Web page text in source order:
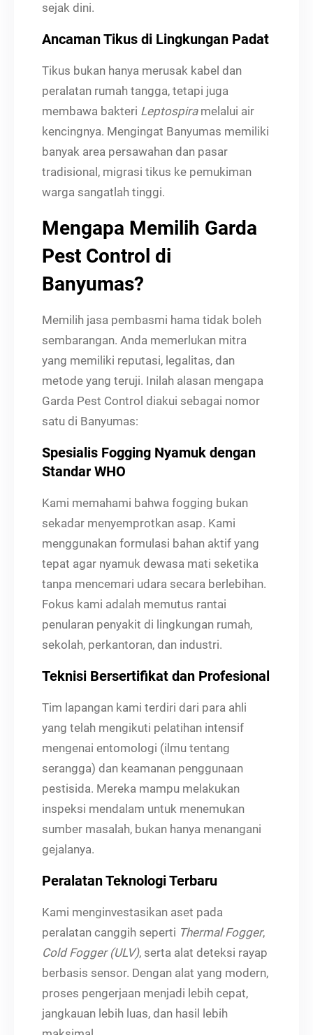
sejak dini.
Ancaman Tikus di Lingkungan Padat
Tikus bukan hanya merusak kabel dan
peralatan rumah tangga, tetapi juga
membawa bakteri Leptospiramelalui air
kencingnya. Mengingat Banyumas memiliki
banyak area persawahan dan pasar
tradisional, migrasi tikus ke pemukiman
warga sangatlah tinggi.
Mengapa Memilih Garda
Pest Control di
Banyumas?
Memilih jasa pembasmi hama tidak boleh
sembarangan. Anda memerlukan mitra
yang memiliki reputasi, legalitas, dan
metode yang teruji. Inilah alasan mengapa
Garda Pest Control diakui sebagai nomor
satu di Banyumas:
Spesialis Fogging Nyamuk dengan
Standar WHO
Kami memahami bahwa fogging bukan
sekadar menyemprotkan asap. Kami
menggunakan formulasi bahan aktif yang
tepat agar nyamuk dewasa mati seketika
tanpa mencemari udara secara berlebihan.
Fokus kami adalah memutus rantai
penularan penyakit di lingkungan rumah,
sekolah, perkantoran, dan industri.
Teknisi Bersertifikat dan Profesional
Tim lapangan kami terdiri dari para ahli
yang telah mengikuti pelatihan intensif
mengenai entomologi (ilmu tentang
serangga) dan keamanan penggunaan
pestisida. Mereka mampu melakukan
inspeksi mendalam untuk menemukan
sumber masalah, bukan hanya menangani
gejalanya.
Peralatan Teknologi Terbaru
Kami menginvestasikan aset pada
peralatan canggih seperti Thermal Fogger,
Cold Fogger (ULV), serta alat deteksi rayap
berbasis sensor. Dengan alat yang modern,
proses pengerjaan menjadi lebih cepat,
jangkauan lebih luas, dan hasil lebih